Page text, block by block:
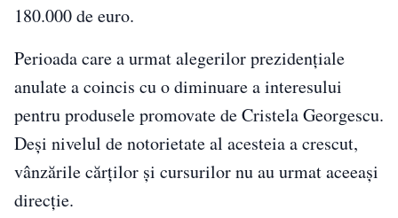
180.000 de euro.
Perioada care a urmat alegerilor prezidențiale
anulate a coincis cu o diminuare a interesului
pentru produsele promovate de Cristela Georgescu.
Deși nivelul de notorietate al acesteia a crescut,
vânzările cărților și cursurilor nu au urmat aceeași
direcție.